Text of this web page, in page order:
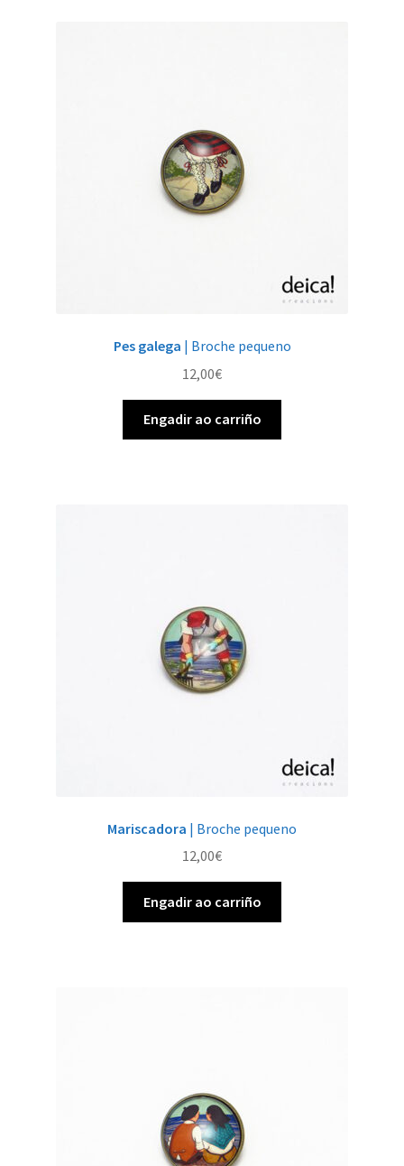
Pes galega | Broche pequeno
12,00€
Engadir ao carriño
Mariscadora | Broche pequeno
12,00€
Engadir ao carriño